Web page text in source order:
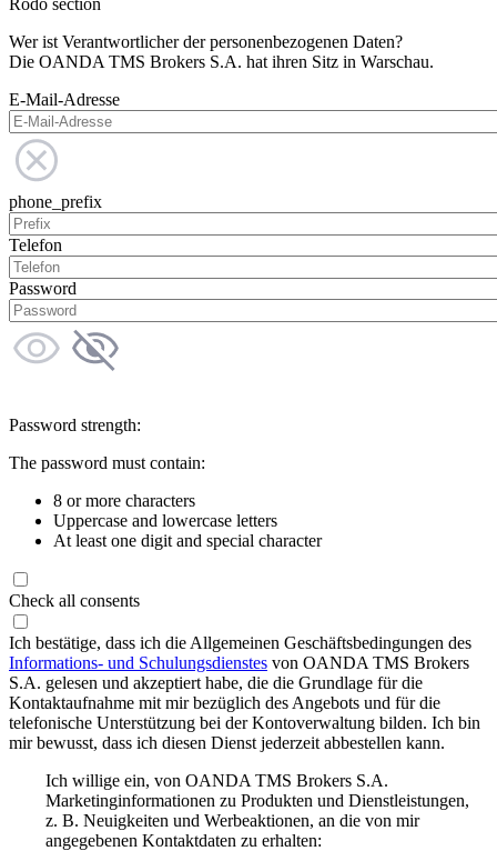
Rodo section
Wer ist Verantwortlicher der personenbezogenen Daten?
Die OANDA TMS Brokers S.A. hat ihren Sitz in Warschau.
E-Mail-Adresse
phone_prefix
Telefon
Password
Password strength:
The password must contain:
8 or more characters
Uppercase and lowercase letters
At least one digit and special character
Check all consents
Ich bestätige, dass ich die Allgemeinen Geschäftsbedingungen des
Informations- und Schulungsdienstes von OANDA TMS Brokers
S.A. gelesen und akzeptiert habe, die die Grundlage für die
Kontaktaufnahme mit mir bezüglich des Angebots und für die
telefonische Unterstützung bei der Kontoverwaltung bilden. Ich bin
mir bewusst, dass ich diesen Dienst jederzeit abbestellen kann.
Ich willige ein, von OANDA TMS Brokers S.A.
Marketinginformationen zu Produkten und Dienstleistungen,
z. B. Neuigkeiten und Werbeaktionen, an die von mir
angegebenen Kontaktdaten zu erhalten: